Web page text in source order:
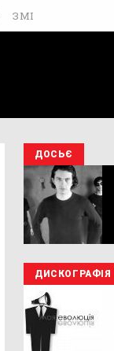
ЗМІ
ДОСЬЄ
ДИСКОГРАФІЯ